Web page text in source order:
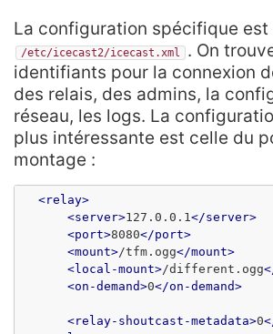
La configuration spécifique est
/etc/icecast2/icecast.xml
. On
identifiants pour la connexion
des relais, des admins, la
réseau, les logs. La
plus intéressante est celle du
montage :
<relay>
<server>127.0.0.1</server>
<port>8080</port>
<mount>/tfm.ogg</mount>
<local-mount>/different.ogg
<on-demand>0</on-demand>
<relay-shoutcast-metadata>0